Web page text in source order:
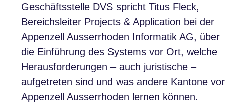
Geschäftsstelle DVS spricht Titus Fleck,
Bereichsleiter Projects & Application bei der
Appenzell Ausserrhoden Informatik AG, über
die Einführung des Systems vor Ort, welche
Herausforderungen – auch juristische –
aufgetreten sind und was andere Kantone
Appenzell Ausserrhoden lernen können.